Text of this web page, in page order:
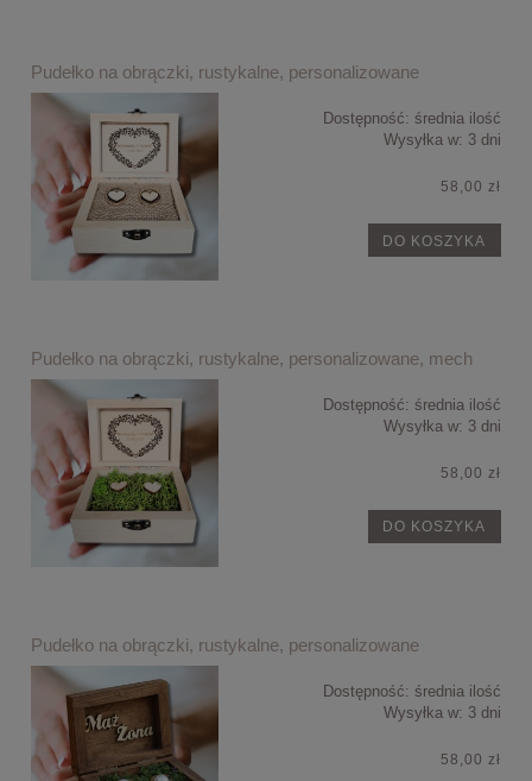
Pudełko na obrączki, rustykalne, personalizowane
Dostępność: średnia ilość
Wysyłka w: 3 dni
58,00 zł
DO KOSZYKA
Pudełko na obrączki, rustykalne, personalizowane, mech
Dostępność: średnia ilość
Wysyłka w: 3 dni
58,00 zł
DO KOSZYKA
Pudełko na obrączki, rustykalne, personalizowane
Dostępność: średnia ilość
Wysyłka w: 3 dni
58,00 zł